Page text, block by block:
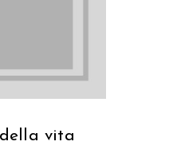
vita